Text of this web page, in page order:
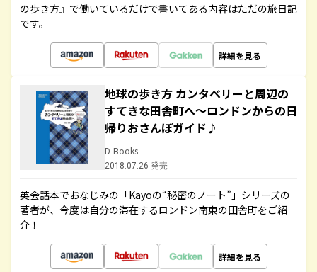
の歩き方』で働いているだけで書いてある内容はただの旅日記
です。
詳細を見る
地球の歩き方 カンタベリーと周辺の
すてきな田舎町へ～ロンドンからの日
帰りおさんぽガイド♪
D-Books
2018.07.26 発売
英会話本でおなじみの「Kayoの“秘密のノート”」シリーズの
著者が、今度は自分の滞在するロンドン南東の田舎町をご紹
介！
詳細を見る